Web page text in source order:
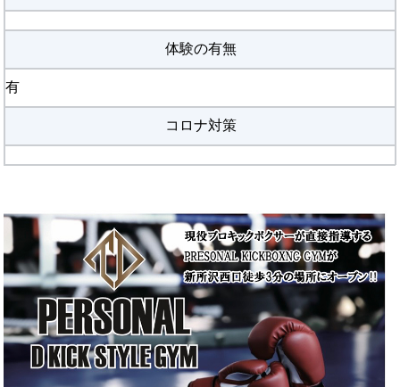
体験の有無
有
コロナ対策